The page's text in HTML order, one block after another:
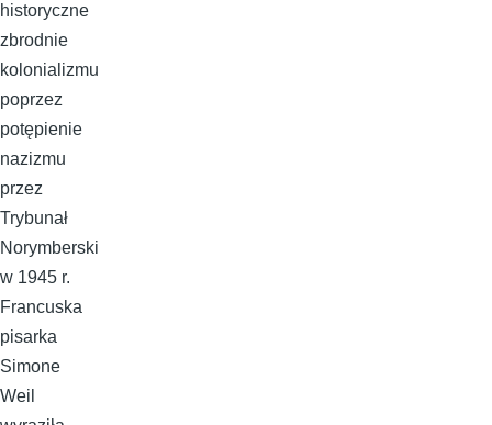
historyczne
zbrodnie
kolonializmu
poprzez
potępienie
nazizmu
przez
Trybunał
Norymberski
w 1945 r.
Francuska
pisarka
Simone
Weil